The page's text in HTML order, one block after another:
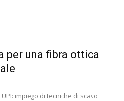
per una fibra ottica
impiego di tecniche di scavo